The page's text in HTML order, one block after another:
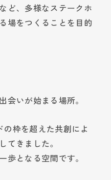
ど、多様なステークホ
場をつくることを目的
会いが始まる場所。
の枠を超えた共創によ
てきました。
歩となる空間です。